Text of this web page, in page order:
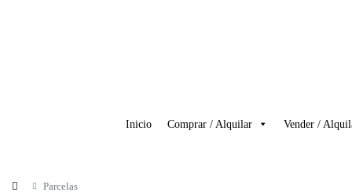
Inicio Comprar / Alquilar Vender /
Parcelas